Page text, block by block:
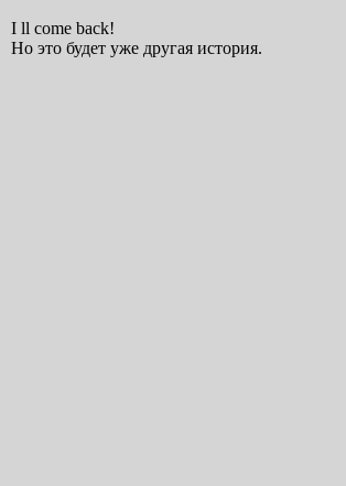
I ll come back!
Но это будет уже другая история.